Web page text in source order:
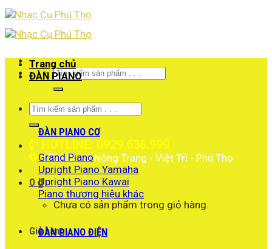
Skip
content
Tìm
kiếm:
Tìm
kiếm:
HOTLINE: 0929.636.999
1766 ĐLHV Nông Trang - Việt Trì - Phú Thọ
0 ₫
Chưa có sản phẩm trong giỏ hàng.
Giỏ hàng
Trang chủ
ĐÀN PIANO
ĐÀN PIANO CƠ
Grand Piano
Upright Piano Yamaha
Upright Piano Kawai
Piano thương hiệu khác
ĐÀN PIANO ĐIỆN